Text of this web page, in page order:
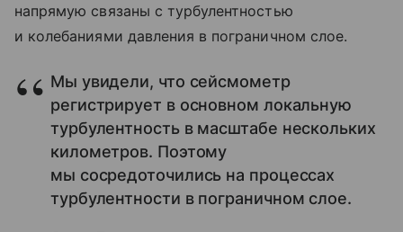
напрямую связаны с турбулентностью
и колебаниями давления в пограничном слое.
Мы увидели, что сейсмометр
регистрирует в основном локальную
турбулентность в масштабе нескольких
километров. Поэтому
мы сосредоточились на процессах
турбулентности в пограничном слое.